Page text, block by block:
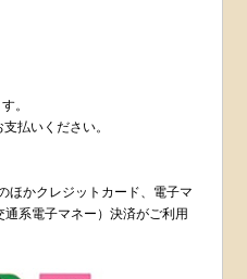
。
払いください。
ほかクレジットカード、電子マ
系電子マネー）決済がご利用